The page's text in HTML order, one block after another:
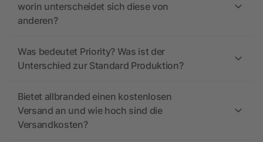
worin unterscheidet sich diese von
anderen?
Was bedeutet Priority? Was ist der
Unterschied zur Standard Produktion?
Bietet allbranded einen kostenlosen
Versand an und wie hoch sind die
Versandkosten?